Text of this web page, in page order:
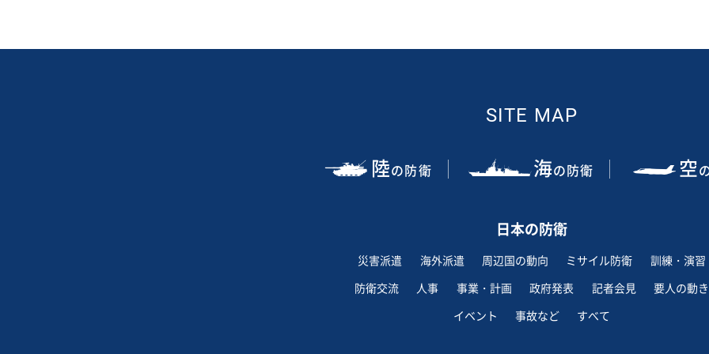
SITE MAP
陸の防衛 海の防衛 空
日本の防衛
災害派遣 海外派遣 周辺国の動向 ミサイル防衛
訓練・演習
防衛交流
人事 事業・計画 政府発表 記者会見
要人の動き
イベント
事故など すべて